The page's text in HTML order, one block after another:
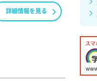
詳細情報を見る